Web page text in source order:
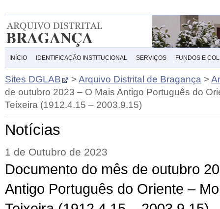
INÍCIO IDENTIFICAÇÃO INSTITUCIONAL SERVIÇOS FUNDOS E
Sites DGLAB >Arquivo Distrital de Bragança >
de outubro 2023 – O Mais Antigo Português do
Teixeira (1912.4.15 – 2003.9.15)
Notícias
1 de Outubro de 2023
Documento do mês de outubro
Antigo Português do Oriente –